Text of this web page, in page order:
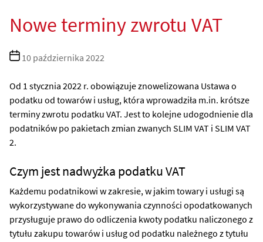
Nowe terminy zwrotu VAT
Data10 października 2022
Od 1 stycznia 2022 r. obowiązuje znowelizowana Ustawa o
podatku od towarów i usług, która wprowadziła m.in. krótsze
terminy zwrotu podatku VAT. Jest to kolejne udogodnienie dla
podatników po pakietach zmian zwanych SLIM VAT i SLIM VAT
2.
Czym jest nadwyżka podatku VAT
Każdemu podatnikowi w zakresie, w jakim towary i usługi są
wykorzystywane do wykonywania czynności opodatkowanych
przysługuje prawo do odliczenia kwoty podatku naliczonego z
tytułu zakupu towarów i usług od podatku należnego z tytułu